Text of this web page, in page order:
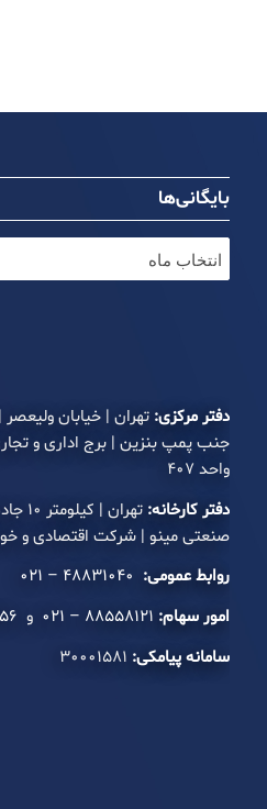
بایگانی‌ها
دفتر مرکزی: تهران | خیابان
جنب پمپ بنزین | برج اداری و
واحد ۴۰۷
دفتر کارخانه:
صنعتی مینو | شرکت اقتصادی و
روابط عمومی:
امور سهام: ۸۸۵۵۸۱۲۱ – ۰۲۱ و
سامانه پیامکی: